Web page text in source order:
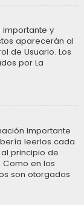
importante y
aparecerán al
de Usuario. Los
por La
importante
leerlos cada
principio de
en los
son otorgados